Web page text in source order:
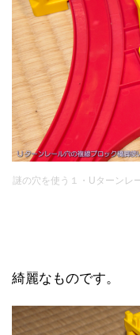
謎の穴を使う１・Uターンレ
綺麗なものです。